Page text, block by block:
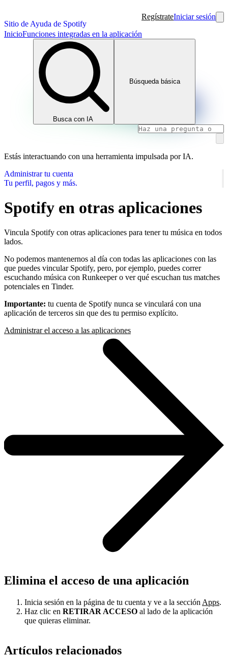
Sitio de Ayuda de Spotify
RegístrateIniciar sesión
InicioFunciones integradas en la aplicación
Busca con IA
Búsqueda básica
Estás interactuando con una herramienta impulsada por IA.
Administrar tu cuenta
Tu perfil, pagos y más.
Spotify en otras aplicaciones
Vincula Spotify con otras aplicaciones para tener tu música en todos
lados.
No podemos mantenernos al día con todas las aplicaciones con las
que puedes vincular Spotify, pero, por ejemplo, puedes correr
escuchando música con Runkeeper o ver qué escuchan tus matches
potenciales en Tinder.
Importante: tu cuenta de Spotify nunca se vinculará con una
aplicación de terceros sin que des tu permiso explícito.
Administrar el acceso a las aplicaciones
Elimina el acceso de una aplicación
Inicia sesión en la página de tu cuenta y ve a la sección Apps.
Haz clic en RETIRAR ACCESO al lado de la aplicación
que quieras eliminar.
Artículos relacionados